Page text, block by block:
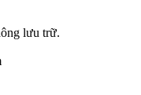
lưu trữ.